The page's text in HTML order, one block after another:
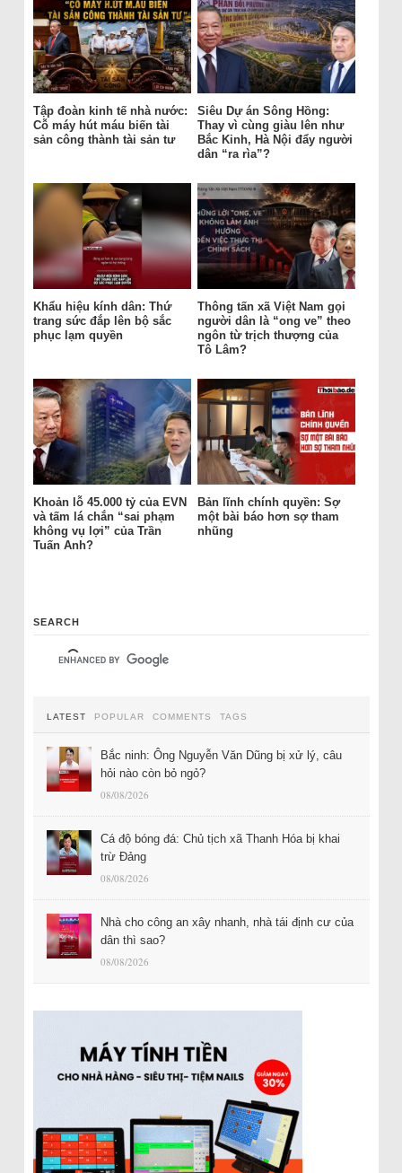
Tập đoàn kinh tế nhà nước:
Cỗ máy hút máu biến tài
sản công thành tài sản tư
Siêu Dự án Sông Hồng:
Thay vì cùng giàu lên như
Bắc Kinh, Hà Nội đẩy người
dân “ra rìa”?
Khẩu hiệu kính dân: Thứ
trang sức đắp lên bộ sắc
phục lạm quyền
Thông tấn xã Việt Nam gọi
người dân là “ong ve” theo
ngôn từ trịch thượng của
Tô Lâm?
Khoản lỗ 45.000 tỷ của EVN
và tấm lá chắn “sai phạm
không vụ lợi” của Trần
Tuấn Anh?
Bản lĩnh chính quyền: Sợ
một bài báo hơn sợ tham
nhũng
SEARCH
LATEST POPULAR COMMENTS TAGS
Bắc ninh: Ông Nguyễn Văn Dũng bị xử lý, câu
hỏi nào còn bỏ ngỏ?
08/08/2026
Cá độ bóng đá: Chủ tịch xã Thanh Hóa bị khai
trừ Đảng
08/08/2026
Nhà cho công an xây nhanh, nhà tái định cư của
dân thì sao?
08/08/2026